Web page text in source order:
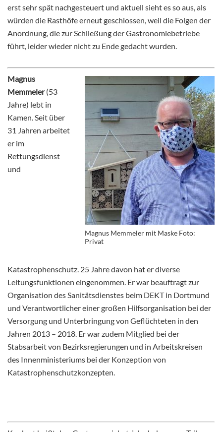
erst sehr spät nachgesteuert und aktuell sieht es so aus, als
würden die Rasthöfe erneut geschlossen, weil die Folgen der
Anordnung, die zur Schließung der Gastronomiebetriebe
führt, leider wieder nicht zu Ende gedacht wurden.
Magnus Memmeler mit Maske Foto:
Privat
Magnus
Memmeler(53
Jahre) lebt in
Kamen. Seit über
31 Jahren arbeitet
er im
Rettungsdienst
und
Katastrophenschutz. 25 Jahre davon hat er diverse
Leitungsfunktionen eingenommen. Er war beauftragt zur
Organisation des Sanitätsdienstes beim DEKT in Dortmund
und Verantwortlicher einer großen Hilfsorganisation bei der
Versorgung und Unterbringung von Geflüchteten in den
Jahren 2013 – 2018. Er war zudem Mitglied bei der
Stabsarbeit von Bezirksregierungen und in Arbeitskreisen
des Innenministeriums bei der Konzeption von
Katastrophenschutzkonzepten.